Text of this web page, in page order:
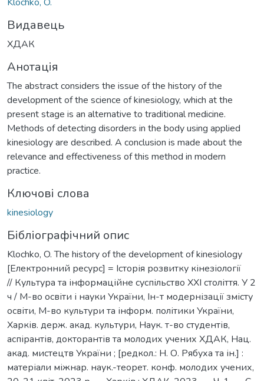
Видавець
ХДАК
Анотація
The abstract considers the issue of the history of the
development of the science of kinesiology, which at the
present stage is an alternative to traditional medicine.
Methods of detecting disorders in the body using applied
kinesiology are described. A conclusion is made about the
relevance and effectiveness of this method in modern
practice.
Ключові слова
kinesiology
Бібліографічний опис
Klochko, O. The history of the development of kinesiology
[Електронний ресурс] = Історія розвитку кінезіології
// Культура та інформаційне суспільство ХХІ століття. У 2
ч / М-во освіти і науки України, Ін-т модернізації змісту
освіти, М-во культури та інформ. політики України,
Харків. держ. акад. культури, Наук. т-во студентів,
аспірантів, докторантів та молодих учених ХДАК, Нац.
акад. мистецтв України ; [редкол.: Н. О. Рябуха та ін.] :
матеріали міжнар. наук.-теорет. конф. молодих учених,